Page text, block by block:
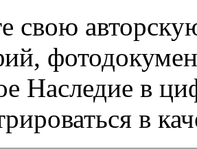
свою
Наследие в
в